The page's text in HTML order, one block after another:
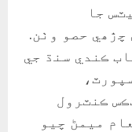
جا
حصو وٺن.
ڪندي سنڌ جي
ڪنٽرول
ميمڻ چيو